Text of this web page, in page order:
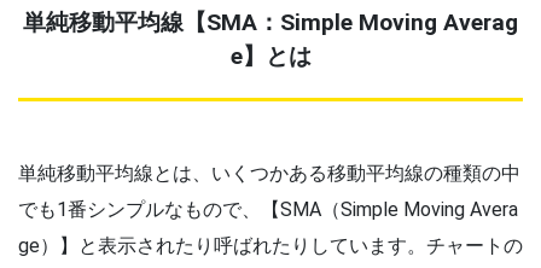
単純移動平均線【SMA：Simple Moving Averag
e】とは
単純移動平均線とは、いくつかある移動平均線の種類の中
でも1番シンプルなもので、【SMA（Simple Moving Avera
ge）】と表示されたり呼ばれたりしています。チャートの